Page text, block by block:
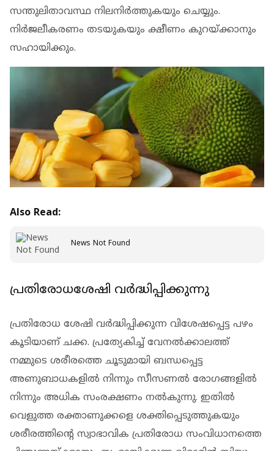
സന്തുലിതാവസ്ഥ നിലനിര്‍ത്തുകയും ചെയ്യും.
നിര്‍ജലീകരണം തടയുകയും ക്ഷീണം കുറയ്ക്കാനും
സഹായിക്കും.
Also Read:
News Not Found
പ്രതിരോധശേഷി വര്‍ദ്ധിപ്പിക്കുന്നു
പ്രതിരോധ ശേഷി വര്‍ദ്ധിപ്പിക്കുന്ന വിശേഷപ്പെട്ട പഴം
കൂടിയാണ് ചക്ക. പ്രത്യേകിച്ച് വേനല്‍ക്കാലത്ത്
നമ്മുടെ ശരീരത്തെ ചൂടുമായി ബന്ധപ്പെട്ട
അണുബാധകളില്‍ നിന്നും സീസണല്‍ രോഗങ്ങളില്‍
നിന്നും അധിക സംരക്ഷണം നല്‍കുന്നു. ഇതില്‍
വെളുത്ത രക്താണുക്കളെ ശക്തിപ്പെടുത്തുകയും
ശരീരത്തിന്റെ സ്വാഭാവിക പ്രതിരോധ സംവിധാനത്തെ